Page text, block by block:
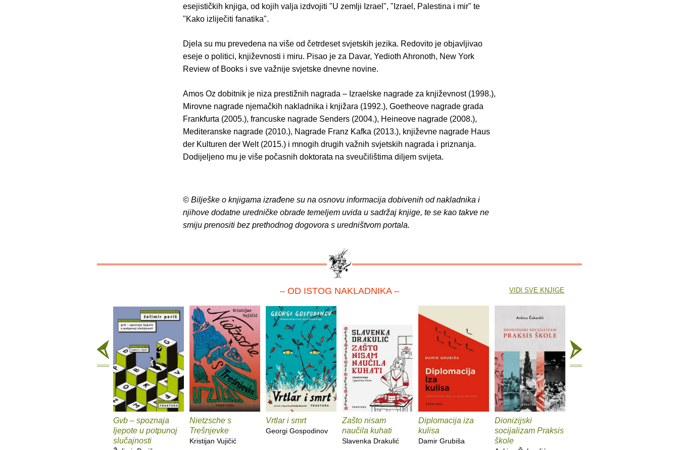
esejističkih knjiga, od kojih valja izdvojiti "U zemlji Izrael", "Izrael, Palestina i mir" te
"Kako izliječiti fanatika".
Djela su mu prevedena na više od četrdeset svjetskih jezika. Redovito je objavljivao
eseje o politici, književnosti i miru. Pisao je za Davar, Yedioth Ahronoth, New York
Review of Books i sve važnije svjetske dnevne novine.
Amos Oz dobitnik je niza prestižnih nagrada – Izraelske nagrade za književnost (1998.),
Mirovne nagrade njemačkih nakladnika i knjižara (1992.), Goetheove nagrade grada
Frankfurta (2005.), francuske nagrade Senders (2004.), Heineove nagrade (2008.),
Mediteranske nagrade (2010.), Nagrade Franz Kafka (2013.), književne nagrade Haus
der Kulturen der Welt (2015.) i mnogih drugih važnih svjetskih nagrada i priznanja.
Dodijeljeno mu je više počasnih doktorata na sveučilištima diljem svijeta.
© Bilješke o knjigama izrađene su na osnovu informacija dobivenih od nakladnika i
njihove dodatne uredničke obrade temeljem uvida u sadržaj knjige, te se kao takve ne
smiju prenositi bez prethodnog dogovora s uredništvom portala.
– OD ISTOG NAKLADNIKA –
Gvb – spoznaja
ljepote u potpunoj
slučajnosti
Nietzsche s
Trešnjevke
Kristijan Vujičić
Vrtlar i smrt
Georgi Gospodinov
Zašto nisam
naučila kuhati
Slavenka Drakulić
Diplomacija iza
kulisa
Damir Grubiša
Dionizijski
socijalizam Praksis
škole
VIDI SVE KNJIGE